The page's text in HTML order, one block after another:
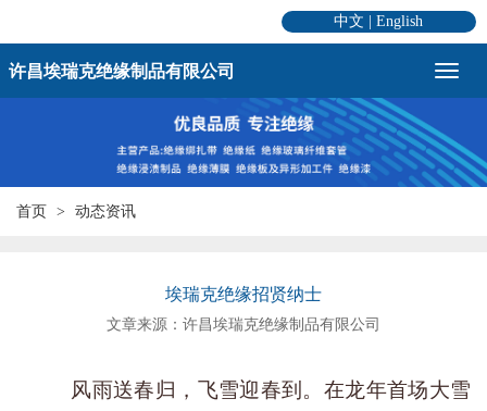
中文 |English
许昌埃瑞克绝缘制品有限公司
首页 动态资讯
埃瑞克绝缘招贤纳士
文章来源：许昌埃瑞克绝缘制品有限公司
风雨送春归，飞雪迎春到。在龙年首场大雪